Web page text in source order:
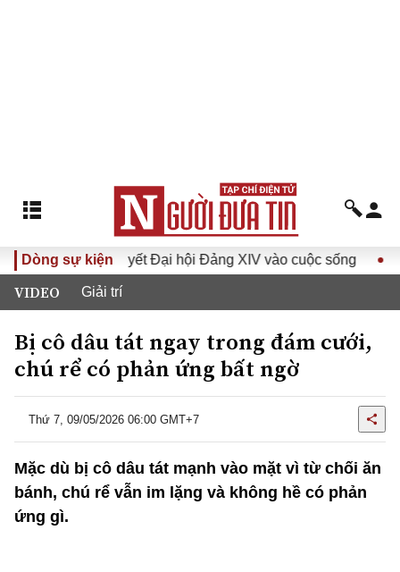
Dòng sự kiện
Đưa Nghị quyết Đại hội Đảng XIV vào cuộc sống Hướng
VIDEO Giải trí
Bị cô dâu tát ngay trong đám cưới,
chú rể có phản ứng bất ngờ
Thứ 7, 09/05/2026 06:00 GMT+7
Mặc dù bị cô dâu tát mạnh vào mặt vì từ chối ăn
bánh, chú rể vẫn im lặng và không hề có phản
ứng gì.